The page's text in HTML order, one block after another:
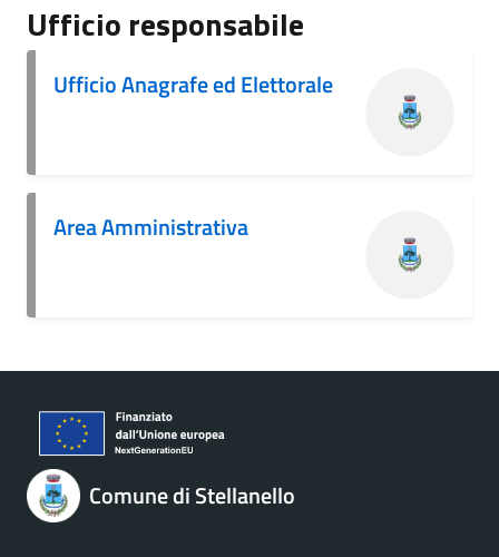
Ufficio responsabile
Ufficio Anagrafe ed Elettorale
Area Amministrativa
Comune di Stellanello